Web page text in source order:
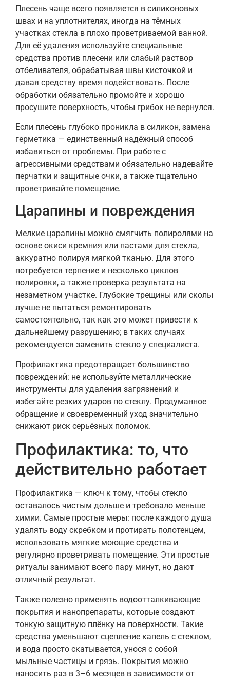
Плесень чаще всего появляется в силиконовых
швах и на уплотнителях, иногда на тёмных
участках стекла в плохо проветриваемой ванной.
Для её удаления используйте специальные
средства против плесени или слабый раствор
отбеливателя, обрабатывая швы кисточкой и
давая средству время подействовать. После
обработки обязательно промойте и хорошо
просушите поверхность, чтобы грибок не вернулся.
Если плесень глубоко проникла в силикон, замена
герметика — единственный надёжный способ
избавиться от проблемы. При работе с
агрессивными средствами обязательно надевайте
перчатки и защитные очки, а также тщательно
проветривайте помещение.
Царапины и повреждения
Мелкие царапины можно смягчить полиролями на
основе окиси кремния или пастами для стекла,
аккуратно полируя мягкой тканью. Для этого
потребуется терпение и несколько циклов
полировки, а также проверка результата на
незаметном участке. Глубокие трещины или сколы
лучше не пытаться ремонтировать
самостоятельно, так как это может привести к
дальнейшему разрушению; в таких случаях
рекомендуется заменить стекло у специалиста.
Профилактика предотвращает большинство
повреждений: не используйте металлические
инструменты для удаления загрязнений и
избегайте резких ударов по стеклу. Продуманное
обращение и своевременный уход значительно
снижают риск серьёзных поломок.
Профилактика: то, что
действительно работает
Профилактика — ключ к тому, чтобы стекло
оставалось чистым дольше и требовало меньше
химии. Самые простые меры: после каждого душа
удалять воду скребком и протирать полотенцем,
использовать мягкие моющие средства и
регулярно проветривать помещение. Эти простые
ритуалы занимают всего пару минут, но дают
отличный результат.
Также полезно применять водоотталкивающие
покрытия и нанопрепараты, которые создают
тонкую защитную плёнку на поверхности. Такие
средства уменьшают сцепление капель с стеклом,
и вода просто скатывается, унося с собой
мыльные частицы и грязь. Покрытия можно
наносить раз в 3–6 месяцев в зависимости от